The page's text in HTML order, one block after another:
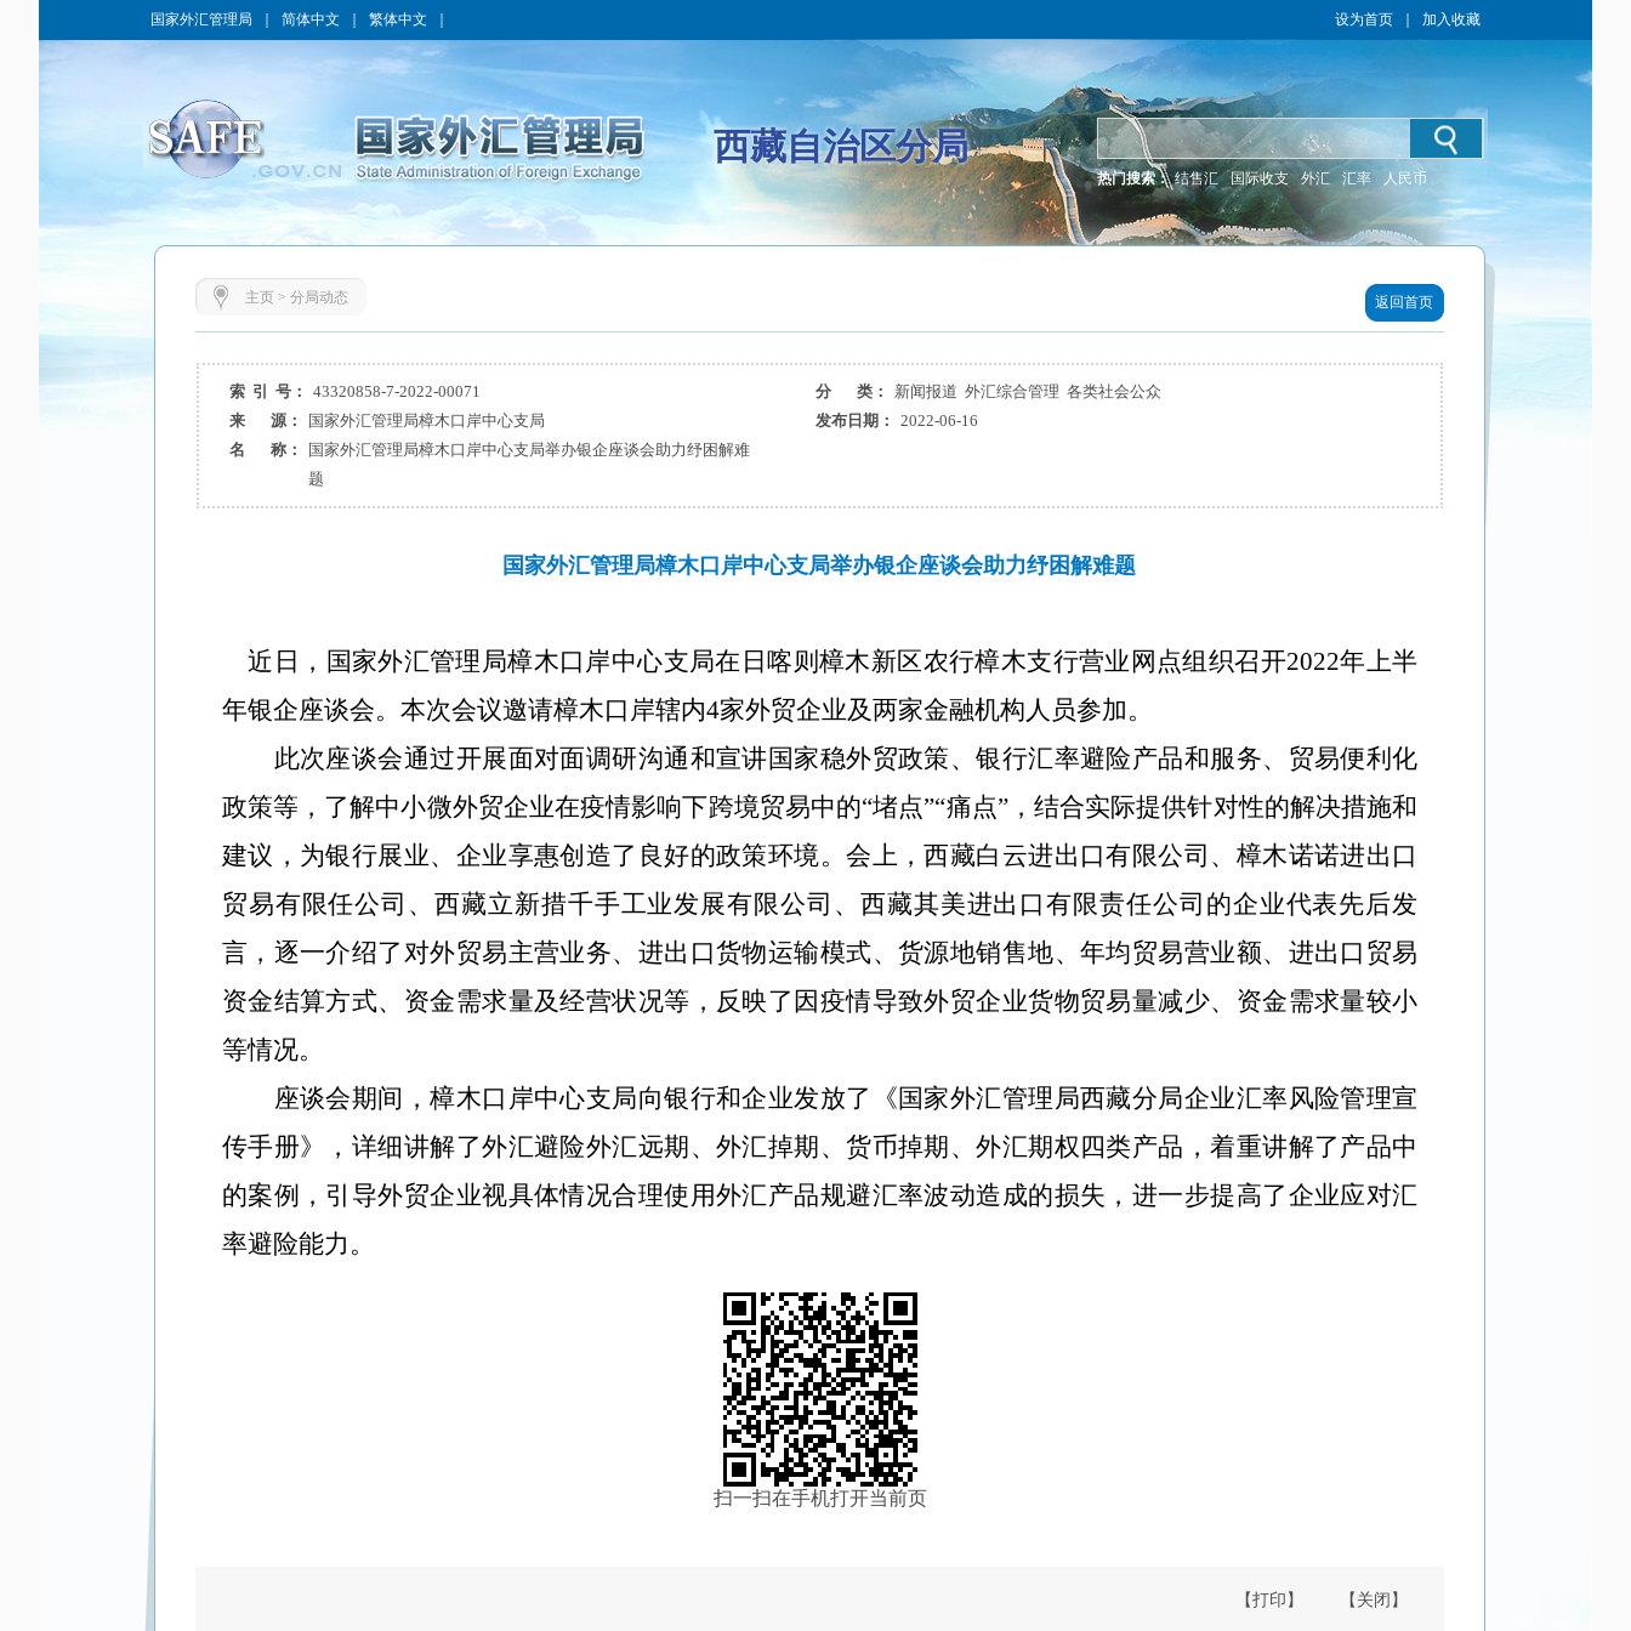
国家外汇管理局 简体中文 繁体中文 设为首页 加入收藏
西藏自治区分局
热门搜索： 结售汇 国际收支 外汇 汇率 人民币
主页> 分局动态 返回首页
索 引 号： 43320858-7-2022-00071 分 类：
新闻报道 外汇综合管理 各类社会公众
来 源：
国家外汇管理局樟木口岸中心支局 发布日期：
2022-06-16
名 称：
国家外汇管理局樟木口岸中心支局举办银企座谈会助力纾困解难
题
国家外汇管理局樟木口岸中心支局举办银企座谈会助力纾困解难题
近日，国家外汇管理局樟木口岸中心支局在日喀则樟木新区农行樟木支行营业网点组织召开2022年上半
年银企座谈会。本次会议邀请樟木口岸辖内4家外贸企业及两家金融机构人员参加。
此次座谈会通过开展面对面调研沟通和宣讲国家稳外贸政策、银行汇率避险产品和服务、贸易便利化
政策等，了解中小微外贸企业在疫情影响下跨境贸易中的“堵点”“痛点”，结合实际提供针对性的解决措施和
建议，为银行展业、企业享惠创造了良好的政策环境。会上，西藏白云进出口有限公司、樟木诺诺进出口
贸易有限任公司、西藏立新措千手工业发展有限公司、西藏其美进出口有限责任公司的企业代表先后发
言，逐一介绍了对外贸易主营业务、进出口货物运输模式、货源地销售地、年均贸易营业额、进出口贸易
资金结算方式、资金需求量及经营状况等，反映了因疫情导致外贸企业货物贸易量减少、资金需求量较小
等情况。
座谈会期间，樟木口岸中心支局向银行和企业发放了《国家外汇管理局西藏分局企业汇率风险管理宣
传手册》，详细讲解了外汇避险外汇远期、外汇掉期、货币掉期、外汇期权四类产品，着重讲解了产品中
的案例，引导外贸企业视具体情况合理使用外汇产品规避汇率波动造成的损失，进一步提高了企业应对汇
率避险能力。
扫一扫在手机打开当前页
【打印】 【关闭】